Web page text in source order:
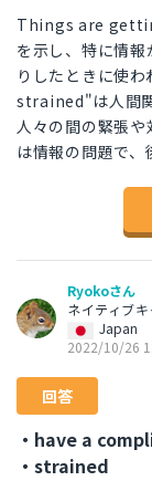
Things are
を示し、特に情
りしたときに使
strained"は人間
人々の間の緊張や
は情報の問題で、
Ryokoさん
ネイティブ
Japan
2022/10/26
回答
・have a
・strained